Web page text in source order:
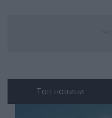
Топ новини